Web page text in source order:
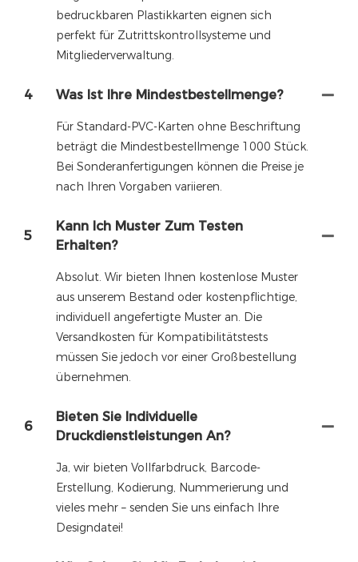
bedruckbaren Plastikkarten eignen sich
perfekt für Zutrittskontrollsysteme und
Mitgliederverwaltung.
4 Was Ist Ihre Mindestbestellmenge?
Für Standard-PVC-Karten ohne Beschriftung
beträgt die Mindestbestellmenge 1000 Stück.
Bei Sonderanfertigungen können die Preise je
nach Ihren Vorgaben variieren.
5
Kann Ich Muster Zum Testen
Erhalten?
Absolut. Wir bieten Ihnen kostenlose Muster
aus unserem Bestand oder kostenpflichtige,
individuell angefertigte Muster an. Die
Versandkosten für Kompatibilitätstests
müssen Sie jedoch vor einer Großbestellung
übernehmen.
6
Bieten Sie Individuelle
Druckdienstleistungen An?
Ja, wir bieten Vollfarbdruck, Barcode-
Erstellung, Kodierung, Nummerierung und
vieles mehr – senden Sie uns einfach Ihre
Designdatei!